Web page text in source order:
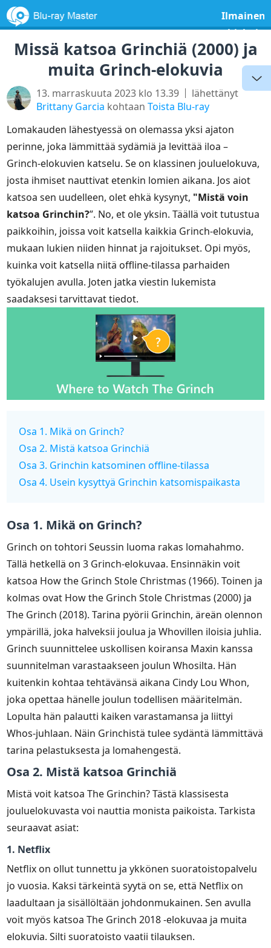
Ilmainen
Missä katsoa Grinchiä (2000) ja
muita Grinch-elokuvia
13. marraskuuta 2023 klo 13.39
lähettänyt
Brittany Garcia kohtaanToista Blu-ray
Lomakauden lähestyessä on olemassa yksi ajaton
perinne, joka lämmittää sydämiä ja levittää iloa –
Grinch-elokuvien katselu. Se on klassinen jouluelokuva,
josta ihmiset nauttivat etenkin lomien aikana. Jos aiot
katsoa sen uudelleen, olet ehkä kysynyt, "Mistä voin
katsoa Grinchin?”. No, et ole yksin. Täällä voit tutustua
paikkoihin, joissa voit katsella kaikkia Grinch-elokuvia,
mukaan lukien niiden hinnat ja rajoitukset. Opi myös,
kuinka voit katsella niitä offline-tilassa parhaiden
työkalujen avulla. Joten jatka viestin lukemista
saadaksesi tarvittavat tiedot.
Osa 1. Mikä on Grinch?
Osa 2. Mistä katsoa Grinchiä
Osa 3. Grinchin katsominen offline-tilassa
Osa 4. Usein kysyttyä Grinchin katsomispaikasta
Osa 1. Mikä on Grinch?
Grinch on tohtori Seussin luoma rakas lomahahmo.
Tällä hetkellä on 3 Grinch-elokuvaa. Ensinnäkin voit
katsoa How the Grinch Stole Christmas (1966). Toinen ja
kolmas ovat How the Grinch Stole Christmas (2000) ja
The Grinch (2018). Tarina pyörii Grinchin, äreän olennon
ympärillä, joka halveksii joulua ja Whovillen iloisia juhlia.
Grinch suunnittelee uskollisen koiransa Maxin kanssa
suunnitelman varastaakseen joulun Whosilta. Hän
kuitenkin kohtaa tehtävänsä aikana Cindy Lou Whon,
joka opettaa hänelle joulun todellisen määritelmän.
Lopulta hän palautti kaiken varastamansa ja liittyi
Whos-juhlaan. Näin Grinchistä tulee sydäntä lämmittävä
tarina pelastuksesta ja lomahengestä.
Osa 2. Mistä katsoa Grinchiä
Mistä voit katsoa The Grinchin? Tästä klassisesta
jouluelokuvasta voi nauttia monista paikoista. Tarkista
seuraavat asiat:
1. Netflix
Netflix on ollut tunnettu ja ykkönen suoratoistopalvelu
jo vuosia. Kaksi tärkeintä syytä on se, että Netflix on
laadultaan ja sisällöltään johdonmukainen. Sen avulla
voit myös katsoa The Grinch 2018 -elokuvaa ja muita
elokuvia. Silti suoratoisto vaatii tilauksen.